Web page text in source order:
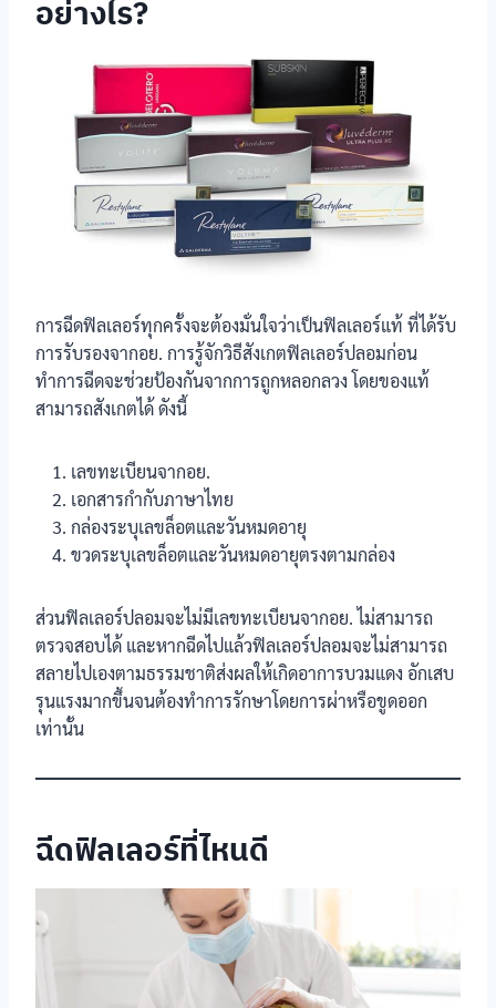
อย่างไร?
การฉีดฟิลเลอร์ทุกครั้งจะต้องมั่นใจว่าเป็นฟิลเลอร์แท้ ที่ได้รับ
การรับรองจากอย. การรู้จักวิธีสังเกตฟิลเลอร์ปลอมก่อน
ทำการฉีดจะช่วยป้องกันจากการถูกหลอกลวง โดยของแท้
สามารถสังเกตได้ ดังนี้
เลขทะเบียนจากอย.
เอกสารกำกับภาษาไทย
กล่องระบุเลขล็อตและวันหมดอายุ
ขวดระบุเลขล็อตและวันหมดอายุตรงตามกล่อง
ส่วนฟิลเลอร์ปลอมจะไม่มีเลขทะเบียนจากอย. ไม่สามารถ
ตรวจสอบได้ และหากฉีดไปแล้วฟิลเลอร์ปลอมจะไม่สามารถ
สลายไปเองตามธรรมชาติส่งผลให้เกิดอาการบวมแดง อักเสบ
รุนแรงมากขึ้นจนต้องทำการรักษาโดยการผ่าหรือขูดออก
เท่านั้น
ฉีดฟิลเลอร์ที่ไหนดี